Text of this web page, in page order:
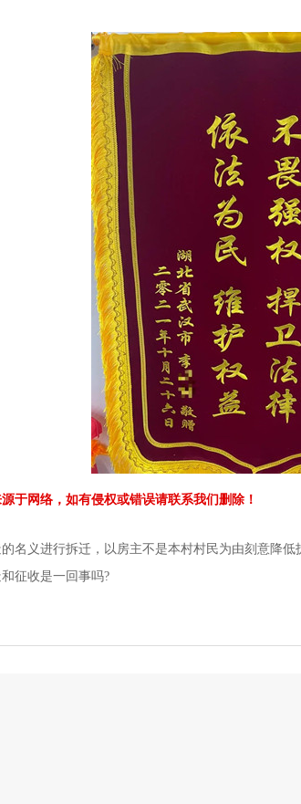
于网络，如有侵权或错误请联系我们删除！
名义进行拆迁，以房主不是本村村民为由刻意降低
征收是一回事吗?